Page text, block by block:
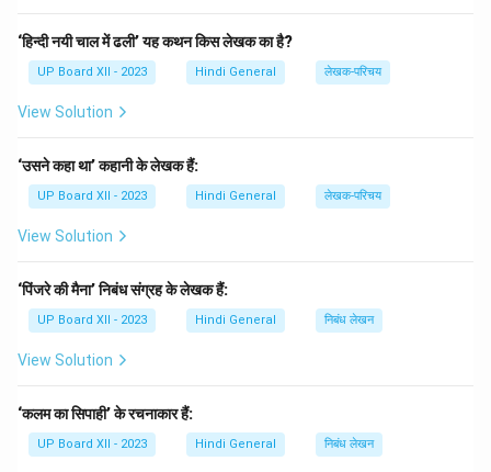
‘हिन्दी नयी चाल में ढली’ यह कथन किस लेखक का है?
UP Board XII - 2023 Hindi General लेखक-परिचय
View Solution
‘उसने कहा था’ कहानी के लेखक हैं:
UP Board XII - 2023 Hindi General लेखक-परिचय
View Solution
‘पिंजरे की मैना’ निबंध संग्रह के लेखक हैं:
UP Board XII - 2023 Hindi General निबंध लेखन
View Solution
‘कलम का सिपाही’ के रचनाकार हैं:
UP Board XII - 2023 Hindi General निबंध लेखन